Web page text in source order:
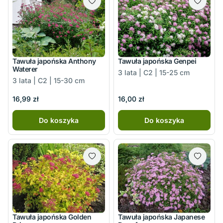
Tawuła japońska Anthony
Waterer
3 lata | C2 | 15-30 cm
16,99 zł
Do koszyka
Tawuła japońska Genpei
3 lata | C2 | 15-25 cm
16,00 zł
Do koszyka
Tawuła japońska Golden
Tawuła japońska Japanese